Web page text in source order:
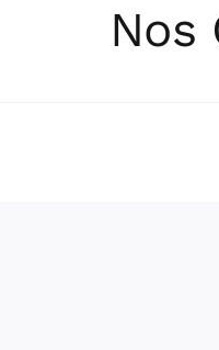
Nos